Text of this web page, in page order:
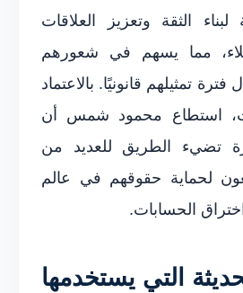
الثقة وتعزيز العلاقات
مما يسهم في شعورهم
فترة تمثيلهم قانونيًا. بالاعتماد
استطاع محمود شمس أن
تضيء الطريق للعديد من
لحماية حقوقهم في عالم
الحسابات.
التي يستخدمها